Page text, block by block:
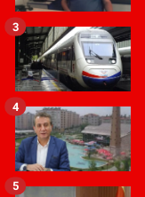
3
4
5